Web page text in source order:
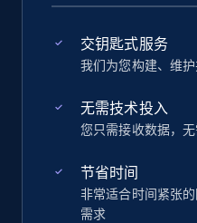
交钥匙式服务
我们为您构建、维
无需技术投入
您只需接收数据，
节省时间
非常适合时间紧张
需求